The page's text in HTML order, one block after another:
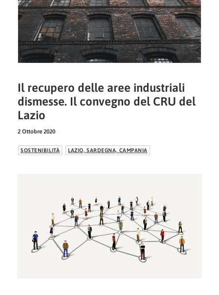
Il recupero delle aree industriali
dismesse. Il convegno del CRU del
Lazio
2 Ottobre 2020
SOSTENIBILITÀ LAZIO, SARDEGNA, CAMPANIA